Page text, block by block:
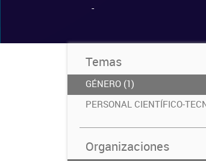
-
Temas
GÉNERO (1)
PERSONAL CIENTÍFICO-
Organizaciones